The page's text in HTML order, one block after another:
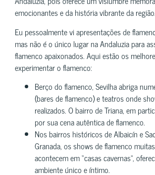
emocionantes e da história vibrante da região.
Eu pessoalmente vi apresentações de
mas não é o único lugar na Andaluzia para
flamenco apaixonados. Aqui estão os
experimentar o flamenco:
Berço do flamenco, Sevilha abriga
(bares de flamenco) e teatros onde
realizados. O bairro de Triana, em
por sua cena autêntica de flamenco.
Nos bairros históricos de Albaicín e
Granada, os shows de flamenco
acontecem em “casas cavernas”,
ambiente único e íntimo.